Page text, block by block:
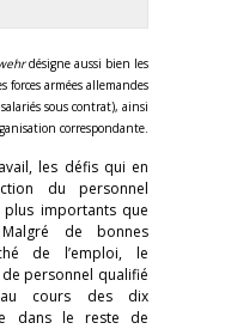
désigne aussi bien les
forces armées allemandes
sous contrat), ainsi
correspondante.
les défis qui en
du personnel
plus importants que
de bonnes
de l’emploi, le
personnel qualifié
au cours des dix
dans le reste de